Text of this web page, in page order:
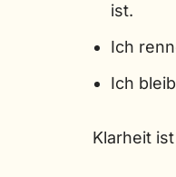
ist.
Ich
Ich
Klarheit